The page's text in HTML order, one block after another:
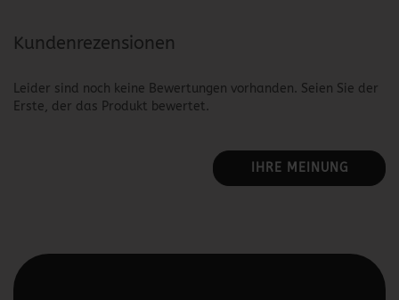
Kundenrezensionen
Leider sind noch keine Bewertungen vorhanden. Seien Sie der
Erste, der das Produkt bewertet.
IHRE MEINUNG